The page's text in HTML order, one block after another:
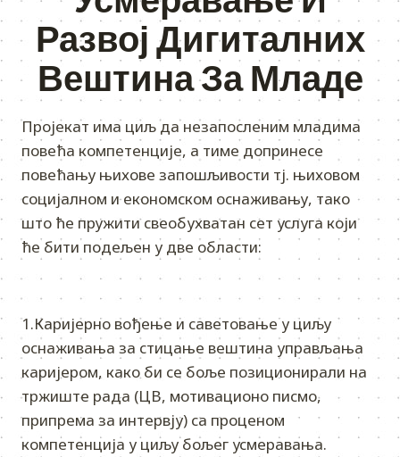
Развој Дигиталних
Вештина За Младе
Пројекат има циљ да незапосленим младима
повећа компетенције, а тиме допринесе
повећању њихове запошљивости тј. њиховом
социјалном и економском оснаживању, тако
што ће пружити свеобухватан сет услуга који
ће бити подељен у две области:
1.Каријерно вођење и саветовање у циљу
оснаживања за стицање вештина управљања
каријером, како би се боље позиционирали на
тржиште рада (ЦВ, мотивационо писмо,
припрема за интервју) са проценом
компетенција у циљу бољег усмеравања.